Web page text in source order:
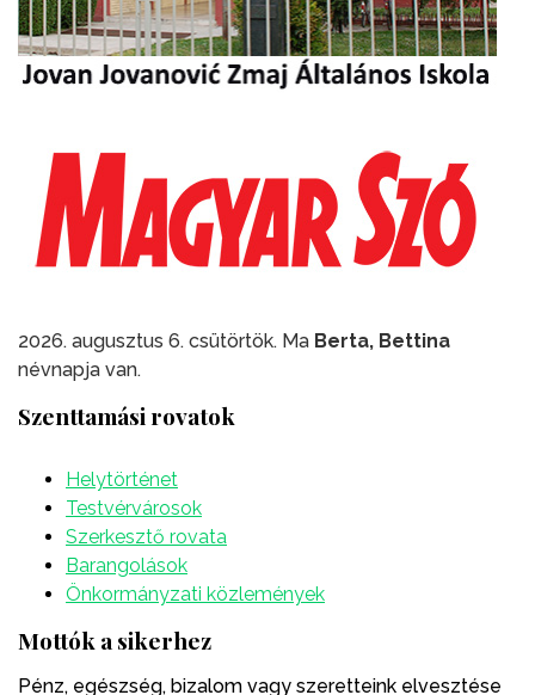
2026. augusztus 6. csütörtök. Ma Berta, Bettina
névnapja van.
Szenttamási rovatok
Helytörténet
Testvérvárosok
Szerkesztő rovata
Barangolások
Önkormányzati közlemények
Mottók a sikerhez
Pénz, egészség, bizalom vagy szeretteink elvesztése